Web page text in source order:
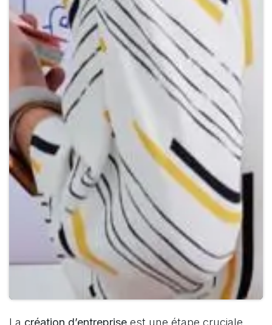
La création d’entreprise est une étape cruciale